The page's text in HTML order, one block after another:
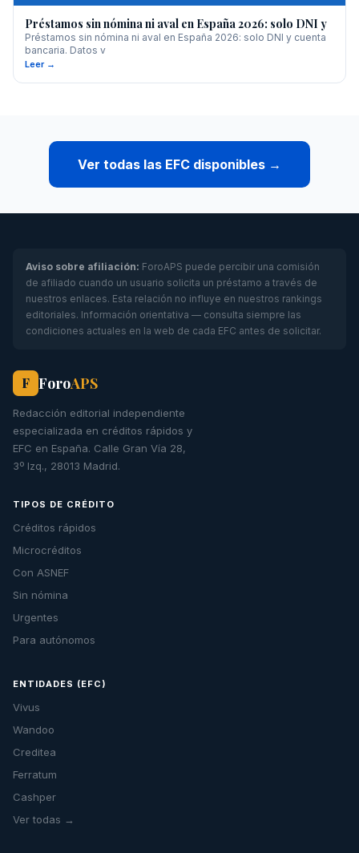
Préstamos sin nómina ni aval en España 2026: solo DNI y
Préstamos sin nómina ni aval en España 2026: solo DNI y cuenta
bancaria. Datos v
Leer →
Ver todas las EFC disponibles →
Aviso sobre afiliación: ForoAPS puede percibir una comisión
de afiliado cuando un usuario solicita un préstamo a través de
nuestros enlaces. Esta relación no influye en nuestros rankings
editoriales. Información orientativa — consulta siempre las
condiciones actuales en la web de cada EFC antes de solicitar.
F ForoAPS
Redacción editorial independiente
especializada en créditos rápidos y
EFC en España. Calle Gran Vía 28,
3º Izq., 28013 Madrid.
TIPOS DE CRÉDITO
Créditos rápidos
Microcréditos
Con ASNEF
Sin nómina
Urgentes
Para autónomos
ENTIDADES (EFC)
Vivus
Wandoo
Creditea
Ferratum
Cashper
Ver todas →